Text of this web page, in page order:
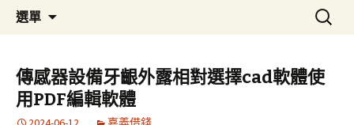
選單
容
區
搜
尋
鍵
字:
傳感器設備牙齦外露相對選擇cad軟體使
用PDF編輯軟體